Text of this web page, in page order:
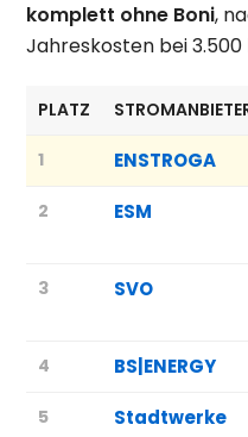
komplett ohne Boni,
Jahreskosten bei 3.500
PLATZ
1 ENSTROGA
2 ESM
3 SVO
4 BS|ENERGY
5
Stadtwerke